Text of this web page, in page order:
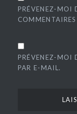
PRÉVENEZ-MOI
PRÉVENEZ-MOI
PAR E-MAIL.